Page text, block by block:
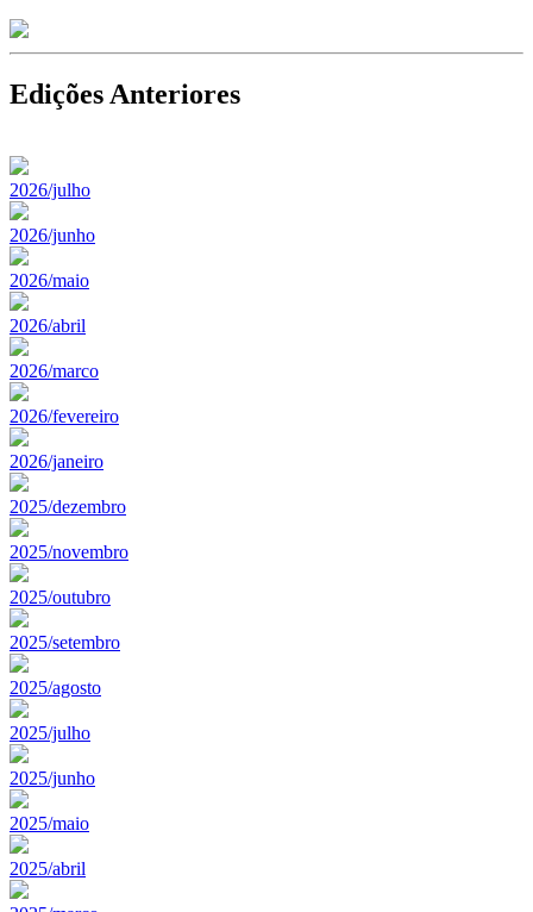
Edições Anteriores
2026/julho
2026/junho
2026/maio
2026/abril
2026/marco
2026/fevereiro
2026/janeiro
2025/dezembro
2025/novembro
2025/outubro
2025/setembro
2025/agosto
2025/julho
2025/junho
2025/maio
2025/abril